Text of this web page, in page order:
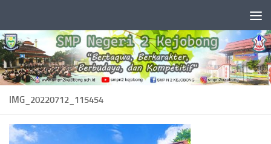
IMG_20220712_115454